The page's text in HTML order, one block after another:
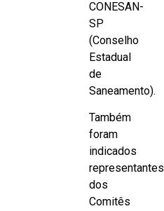
CONESAN-
SP
(Conselho
Estadual
de
Saneamento).
Também
foram
indicados
representantes
dos
Comitês